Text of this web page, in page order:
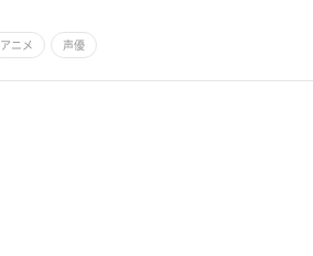
アニメ 声優